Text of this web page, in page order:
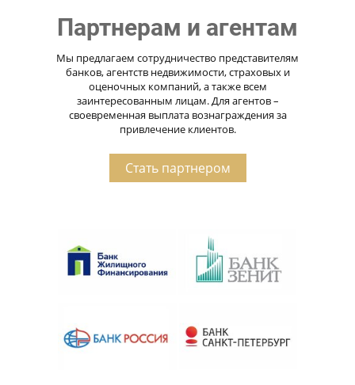
Партнерам и агентам
Мы предлагаем сотрудничество представителям
банков, агентств недвижимости, страховых и
оценочных компаний, а также всем
заинтересованным лицам. Для агентов –
своевременная выплата вознаграждения за
привлечение клиентов.
Стать партнером